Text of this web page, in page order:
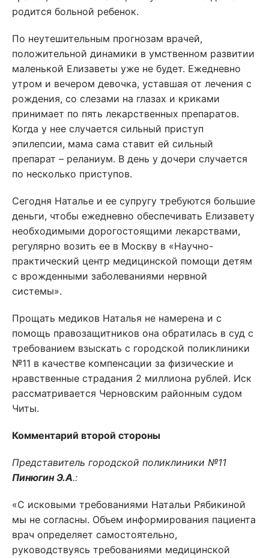
родится больной ребенок.
По неутешительным прогнозам врачей,
положительной динамики в умственном развитии
маленькой Елизаветы уже не будет. Ежедневно
утром и вечером девочка, уставшая от лечения с
рождения, со слезами на глазах и криками
принимает по пять лекарственных препаратов.
Когда у нее случается сильный приступ
эпилепсии, мама сама ставит ей сильный
препарат – реланиум. В день у дочери случается
по несколько приступов.
Сегодня Наталье и ее супругу требуются большие
деньги, чтобы ежедневно обеспечивать Елизавету
необходимыми дорогостоящими лекарствами,
регулярно возить ее в Москву в «Научно-
практический центр медицинской помощи детям
с врожденными заболеваниями нервной
системы».
Прощать медиков Наталья не намерена и с
помощь правозащитников она обратилась в суд с
требованием взыскать с городской поликлиники
№11 в качестве компенсации за физические и
нравственные страдания 2 миллиона рублей. Иск
рассматривается Черновским районным судом
Читы.
Комментарий второй стороны
Представитель городской поликлиники №11
Пинюгин Э.А.:
«С исковыми требованиями Натальи Рябикиной
мы не согласны. Объем информирования пациента
врач определяет самостоятельно,
руководствуясь требованиями медицинской